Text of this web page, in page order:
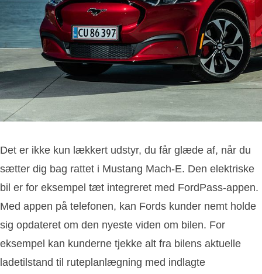
Det er ikke kun lækkert udstyr, du får glæde af, når du
sætter dig bag rattet i Mustang Mach-E. Den elektriske
bil er for eksempel tæt integreret med FordPass-appen.
Med appen på telefonen, kan Fords kunder nemt holde
sig opdateret om den nyeste viden om bilen. For
eksempel kan kunderne tjekke alt fra bilens aktuelle
ladetilstand til ruteplanlægning med indlagte